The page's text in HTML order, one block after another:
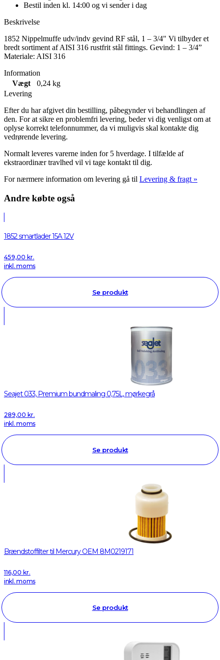
Bestil inden kl. 14:00 og vi sender i dag
Beskrivelse
1852 Nippelmuffe udv/indv gevind RF stål, 1 – 3/4" Vi tilbyder et
bredt sortiment af AISI 316 rustfrit stål fittings. Gevind: 1 – 3/4”
Materiale: AISI 316
Information
Vægt
0,24 kg
Levering
Efter du har afgivet din bestilling, påbegynder vi behandlingen af
den. For at sikre en problemfri levering, beder vi dig venligst om at
oplyse korrekt telefonnummer, da vi muligvis skal kontakte dig
vedrørende levering.
Normalt leveres varerne inden for 5 hverdage. I tilfælde af
ekstraordinær travlhed vil vi tage kontakt til dig.
For nærmere information om levering gå til Levering & fragt »
Andre købte også
1852 smartlader 15A 12V
459,00 kr.
inkl. moms
Se produkt
Seajet 033, Premium bundmaling 0,75L, mørkegrå
289,00 kr.
inkl. moms
Se produkt
Brændstoffilter til Mercury OEM 8M0219171
116,00 kr.
inkl. moms
Se produkt